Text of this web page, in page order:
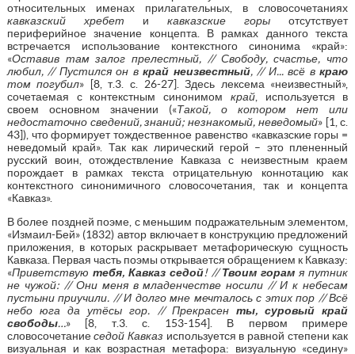
относительных именах прилагательных, в словосочетаниях
кавказский хребет икавказские горы отсутствует
периферийное значение концепта. В рамках данного текста
встречается использование контекстного синонима «край»:
«Оставив там залог прелестный, // Свободу, счастье, что
любил, // Пустился он вкрай неизвестный, // И... всё вкраю
том погубил» [8, т.3. с. 26-27]. Здесь лексема «неизвестный»,
сочетаемая с контекстным синонимом край, используется в
своем основном значении («Такой, о котором нет или
недостаточно сведений, знаний; незнакомый, неведомый» [1, с.
43]), что формирует тождественное равенство «кавказские горы =
неведомый край». Так как лирический герой – это плененный
русский воин, отождествление Кавказа с неизвестным краем
порождает в рамках текста отрицательную коннотацию как
контекстного синонимичного словосочетания, так и концепта
«Кавказ».
В более поздней поэме, с меньшим подражательным элементом,
«Измаил-Бей» (1832) автор включает в конструкцию предложений
приложения, в которых раскрывает метафорическую сущность
Кавказа. Первая часть поэмы открывается обращением к Кавказу:
«Приветствую тебя, Кавказ седой! //Твоим горам я путник
не чужой: // Они меня в младенчестве носили // И к небесам
пустыни приучили. // И долго мне мечталось с этих пор // Всё
небо юга да утёсы гор. // Прекрасен ты, суровый край
свободы…» [8, т.3. с. 153-154]. В первом примере
словосочетаниеседой Кавказ используется в равной степени как
визуальная и как возрастная метафора: визуальную «седину»